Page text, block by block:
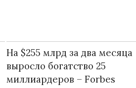
На $255 млрд за два месяца
выросло богатство 25
миллиардеров – Forbes